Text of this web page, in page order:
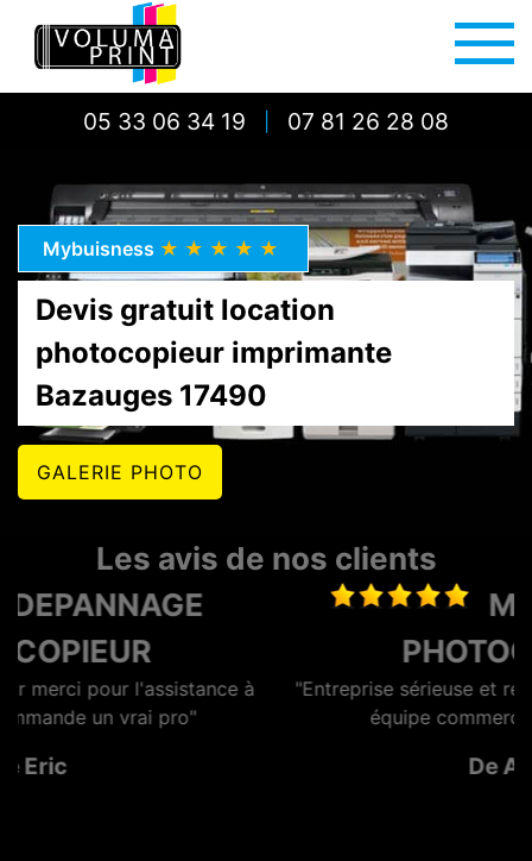
05 33 06 34 19 07 81 26 28 08
Mybuisness ★★★★★
Devis gratuit location
photocopieur imprimante
Bazauges 17490
GALERIE PHOTO
Les avis de nos clients
MAINTENANCE
"Entreprise sérieuse et réactive, dotée d'une bonne
équipe commerciale et technique."